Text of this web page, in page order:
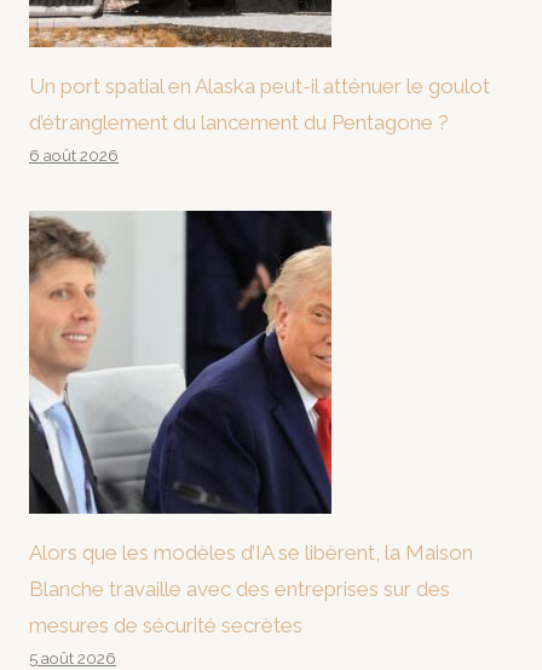
Un port spatial en Alaska peut-il atténuer le goulot
d’étranglement du lancement du Pentagone ?
6 août 2026
Alors que les modèles d’IA se libèrent, la Maison
Blanche travaille avec des entreprises sur des
mesures de sécurité secrètes
5 août 2026